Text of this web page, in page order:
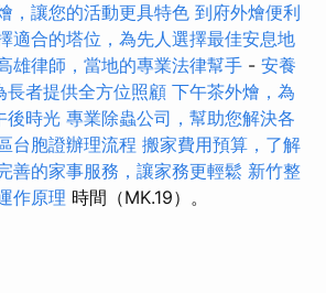
，讓您的活動更具特色 到府外燴便利
適合的塔位，為先人選擇最佳安息地
雄律師，當地的專業法律幫手 - 安養
長者提供全方位照顧 下午茶外燴，為
後時光 專業除蟲公司，幫助您解決各
台胞證辦理流程 搬家費用預算，了解
善的家事服務，讓家務更輕鬆 新竹整
作原理 時間（MK.19）。